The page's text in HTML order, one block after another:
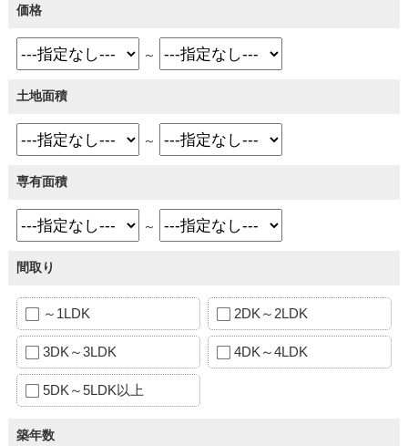
価格
～
土地面積
～
専有面積
～
間取り
～1LDK 2DK～2LDK
3DK～3LDK 4DK～4LDK
5DK～5LDK以上
築年数